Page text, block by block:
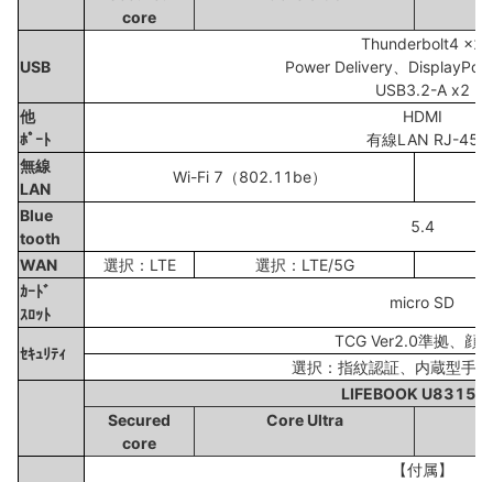
core
USB
Thunderbolt4 x2
Power Delivery、
USB3.2-A x2
他
ﾎﾟｰﾄ
HDMI
有線LAN RJ-45
無線
LAN
Wi-Fi 7（802.11be）
Blue
tooth
5.4
WAN 選択：LTE 選択：LTE/5G
ｶｰﾄﾞ
ｽﾛｯﾄ
micro SD
ｾｷｭﾘﾃｨ
TCG Ver2.0準拠、顔
選択：指紋認証、内蔵型手
LIFEBOOK
Secured
core
Core Ultra
【付属】